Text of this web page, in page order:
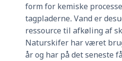
form for kemiske
tagpladerne. Vand er
ressource til afkøling af
Naturskifer har været
år og har på det seneste